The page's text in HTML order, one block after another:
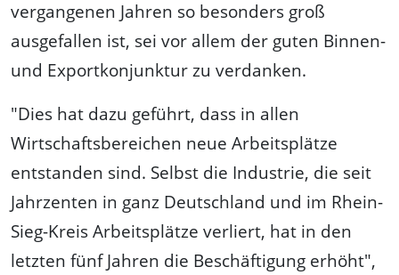
vergangenen Jahren so besonders groß
ausgefallen ist, sei vor allem der guten Binnen-
und Exportkonjunktur zu verdanken.
"Dies hat dazu geführt, dass in allen
Wirtschaftsbereichen neue Arbeitsplätze
entstanden sind. Selbst die Industrie, die seit
Jahrzenten in ganz Deutschland und im Rhein-
Sieg-Kreis Arbeitsplätze verliert, hat in den
letzten fünf Jahren die Beschäftigung erhöht",